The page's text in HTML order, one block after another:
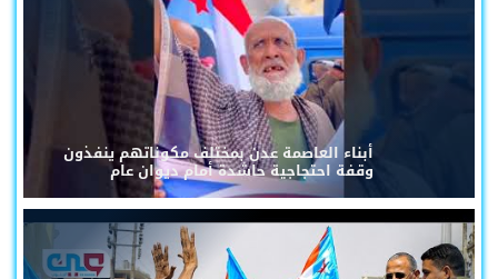
أبناء العاصمة عدن بمختلف مكوناتهم ينفذون
وقفة احتجاجية حاشدة أمام ديوان عام